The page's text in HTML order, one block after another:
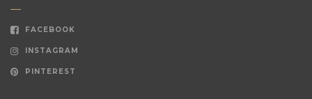
FACEBOOK
INSTAGRAM
PINTEREST